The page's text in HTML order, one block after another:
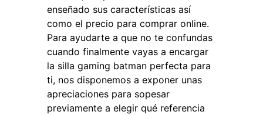
enseñado sus características así
como el precio para comprar online.
Para ayudarte a que no te confundas
cuando finalmente vayas a encargar
la silla gaming batman perfecta para
ti, nos disponemos a exponer unas
apreciaciones para sopesar
previamente a elegir qué referencia